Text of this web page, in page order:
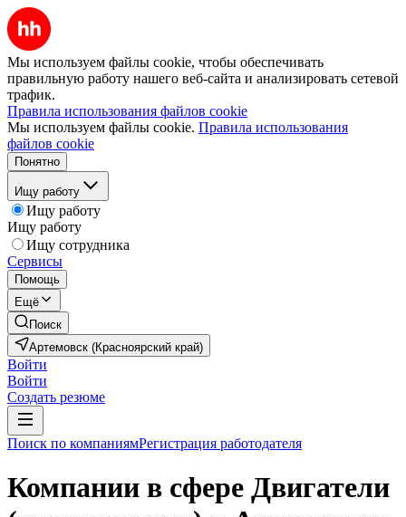
Мы используем файлы cookie, чтобы обеспечивать
правильную работу нашего веб-сайта и анализировать сетевой
трафик.
Правила использования файлов cookie
Мы используем файлы cookie. Правила использования
файлов cookie
Понятно
Ищу работу
Ищу работу
Ищу работу
Ищу сотрудника
Сервисы
Помощь
Ещё
Поиск
Артемовск (Красноярский край)
Войти
Войти
Создать резюме
Поиск по компаниямРегистрация работодателя
Компании в сфере Двигатели